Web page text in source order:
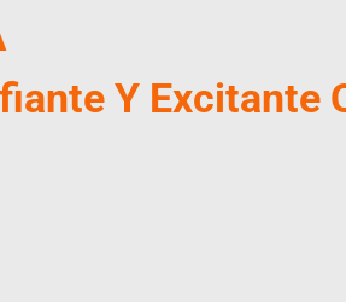
Y Excitante